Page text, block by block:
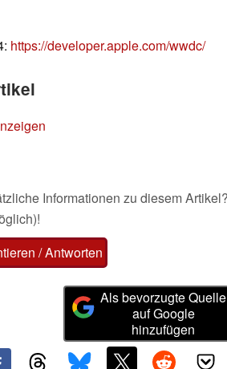
https://developer.apple.com/wwdc/
Informationen zu diesem
/ Antworten
Als bevorzugte Quelle
auf Google
hinzufügen